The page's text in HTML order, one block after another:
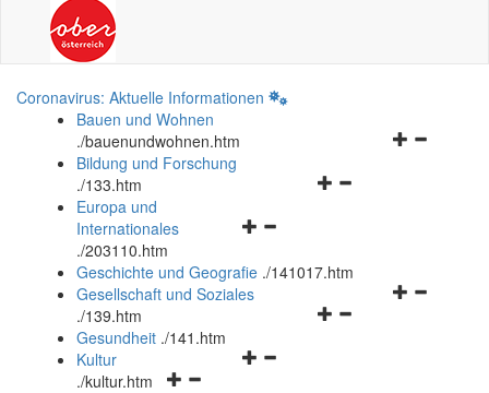
Coronavirus: Aktuelle Informationen
Bauen und Wohnen
./bauenundwohnen.htm
Navigationsmenü
Bildung und Forschung
./133.htm
Navigationsmenü
und
schließen
Europa und
Internationales
./203110.htm
Geschichte und Geografie ./141017.htm
Navigationsmenü
Gesellschaft und Soziales
./139.htm
Navigationsmenü
Gesundheit ./141.htm
Navigationsmenü
Kultur
./kultur.htm